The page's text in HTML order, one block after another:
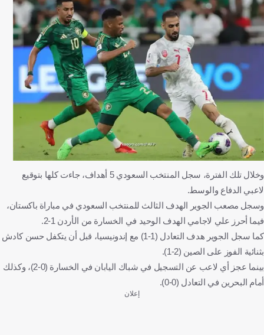
وخلال تلك الفترة، سجل المنتخب السعودي 5 أهداف، جاءت كلها بتوقيع
لاعبي الدفاع والوسط.
وسجل مصعب الجوير الهدف الثالث للمنتخب السعودي في مباراة باكستان،
فيما أحرز علي لاجامي الهدف الوحيد في الخسارة من الأردن 1-2.
كما سجل الجوير هدف التعادل (1-1) مع إندونيسيا، قبل أن يتكفل حسن كادش
بثنائية الفوز على الصين (2-1).
بينما عجز أي لاعب عن التسجيل في شباك اليابان في الخسارة (0-2)، وكذلك
أمام البحرين في التعادل (0-0).
إعلان